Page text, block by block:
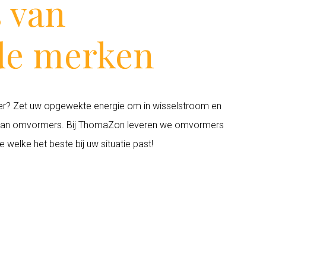
merken
Zet uw opgewekte energie om in wisselstroom en
omvormers. Bij ThomaZon leveren we omvormers
welke het beste bij uw situatie past!